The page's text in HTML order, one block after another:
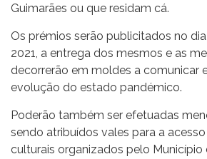
Guimarães ou que residam cá.
Os prémios serão publicitados no
2021, a entrega dos mesmos e as
decorrerão em moldes a comunicar
evolução do estado pandémico.
Poderão também ser efetuadas
sendo atribuídos vales para a
culturais organizados pelo Município